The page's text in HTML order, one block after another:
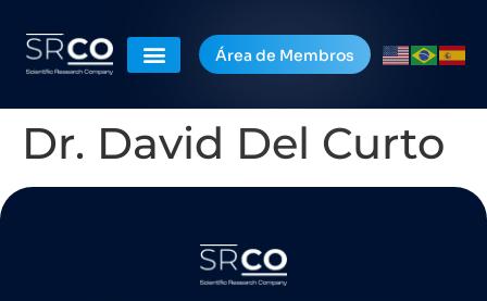
Área de Membros
Dr. David Del Curto